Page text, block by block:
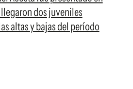
dos juveniles
altas y bajas del período